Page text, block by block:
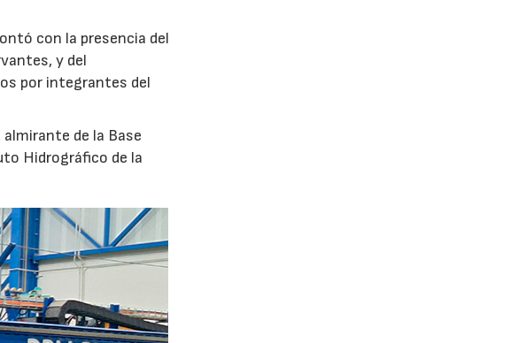
con la presencia del
y del
por integrantes del
de la Base
Hidrográfico de la